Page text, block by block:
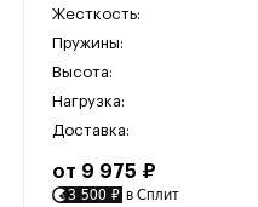
Жесткость:
Пружины:
Высота:
Нагрузка:
Доставка:
от 9 975 ₽
3 500 ₽ в Сплит